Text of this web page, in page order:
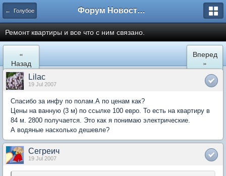
← Голубое Форум Новостройки
Ремонт квартиры и все что с ним связано.
«
Назад
Вперед
»
Lilac
19 Jul 2007
Спасибо за инфу по полам.А по ценам как?
Цены на ванную (3 м) по ссылке 100 евро. То есть на квартиру в
84 м. 2800 получается. Это как я понимаю электрические.
А водяные насколько дешевле?
Сегреич
19 Jul 2007